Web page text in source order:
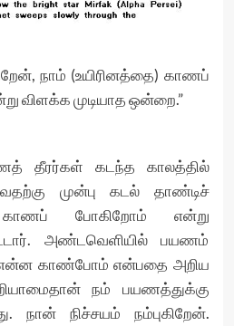
நாம் (உயிரினத்தை) காணப்
விளக்க முடியாத ஒன்றை.”
தீரர்கள் கடந்த காலத்தில்
முன்பு கடல் தாண்டிச்
போகிறோம் என்று
அண்டவெளியில் பயணம்
என்ன காண்போம் என்பதை அறிய
நம் பயணத்துக்கு
நான் நிச்சயம் நம்புகிறேன்.